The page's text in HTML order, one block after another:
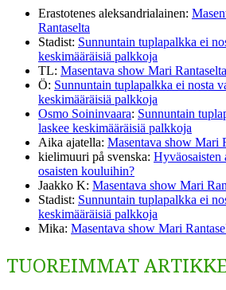
Erastotenes aleksandrialainen:
Rantaselta
Stadist: Sunnuntain tuplapalkka ei
keskimääräisiä palkkoja
TL: Masentava show Mari Rantaselta
Ö: Sunnuntain tuplapalkka ei nosta
keskimääräisiä palkkoja
Osmo Soininvaara: Sunnuntain
laskee keskimääräisiä palkkoja
Aika ajatella: Masentava show Mari
kielimuuri på svenska: Hyväosaisten
osaisten kouluihin?
Jaakko K: Masentava show Mari
Stadist: Sunnuntain tuplapalkka ei
keskimääräisiä palkkoja
Mika: Masentava show Mari
TUOREIMMAT